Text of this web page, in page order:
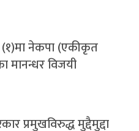
नेकपा (एकीकृत
मानन्धर विजयी
प्रमुखविरुद्ध मुद्दैमुद्दा